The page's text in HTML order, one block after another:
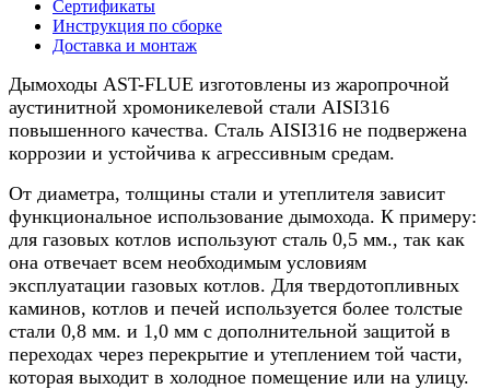
115/200мм,
10м
Сертификаты
Инструкция по сборке
Доставка и монтаж
Дымоходы AST-FLUE изготовлены из жаропрочной
аустинитной хромоникелевой стали AISI316
повышенного качества. Сталь AISI316 не подвержена
коррозии и устойчива к агрессивным средам.
От диаметра, толщины стали и утеплителя зависит
функциональное использование дымохода. К примеру:
для газовых котлов используют сталь 0,5 мм., так как
она отвечает всем необходимым условиям
эксплуатации газовых котлов. Для твердотопливных
каминов, котлов и печей используется более толстые
стали 0,8 мм. и 1,0 мм с дополнительной защитой в
переходах через перекрытие и утеплением той части,
которая выходит в холодное помещение или на улицу.